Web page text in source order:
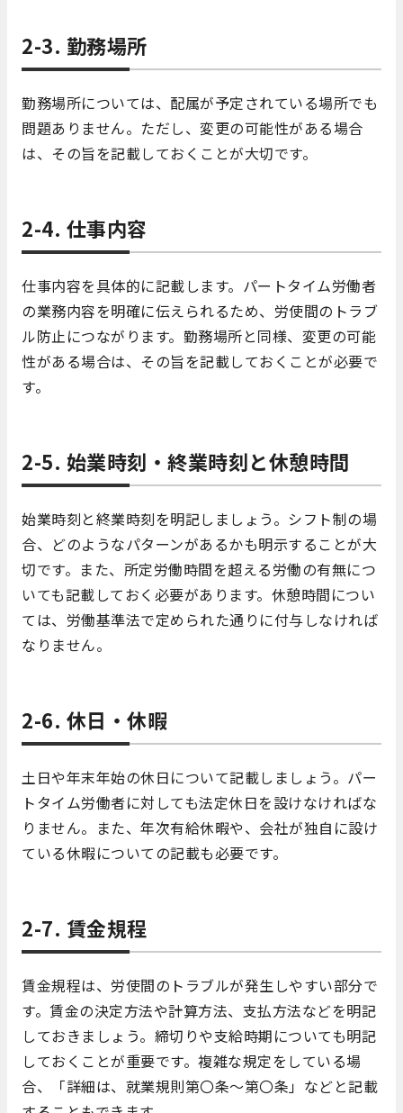
2-3. 勤務場所
勤務場所については、配属が予定されている場所でも
問題ありません。ただし、変更の可能性がある場合
は、その旨を記載しておくことが大切です。
2-4. 仕事内容
仕事内容を具体的に記載します。パートタイム労働者
の業務内容を明確に伝えられるため、労使間のトラブ
ル防止につながります。勤務場所と同様、変更の可能
性がある場合は、その旨を記載しておくことが必要で
す。
2-5. 始業時刻・終業時刻と休憩時間
始業時刻と終業時刻を明記しましょう。シフト制の場
合、どのようなパターンがあるかも明示することが大
切です。また、所定労働時間を超える労働の有無につ
いても記載しておく必要があります。休憩時間につい
ては、労働基準法で定められた通りに付与しなければ
なりません。
2-6. 休日・休暇
土日や年末年始の休日について記載しましょう。パー
トタイム労働者に対しても法定休日を設けなければな
りません。また、年次有給休暇や、会社が独自に設け
ている休暇についての記載も必要です。
2-7. 賃金規程
賃金規程は、労使間のトラブルが発生しやすい部分で
す。賃金の決定方法や計算方法、支払方法などを明記
しておきましょう。締切りや支給時期についても明記
しておくことが重要です。複雑な規定をしている場
合、「詳細は、就業規則第〇条～第〇条」などと記載